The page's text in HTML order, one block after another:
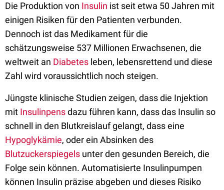
Die Produktion von Insulin ist seit etwa 50 Jahren mit
einigen Risiken für den Patienten verbunden.
Dennoch ist das Medikament für die
schätzungsweise 537 Millionen Erwachsenen, die
weltweit an Diabetes leben, lebensrettend und diese
Zahl wird voraussichtlich noch steigen.
Jüngste klinische Studien zeigen, dass die Injektion
mit Insulinpensdazu führen kann, dass das Insulin so
schnell in den Blutkreislauf gelangt, dass eine
Hypoglykämie, oder ein Absinken des
Blutzuckerspiegels unter den gesunden Bereich, die
Folge sein können. Automatisierte Insulinpumpen
können Insulin präzise abgeben und dieses Risiko